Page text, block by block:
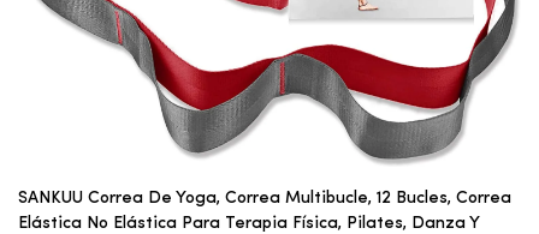
SANKUU Correa De Yoga, Correa Multibucle, 12 Bucles, Correa
Elástica No Elástica Para Terapia Física, Pilates, Danza Y